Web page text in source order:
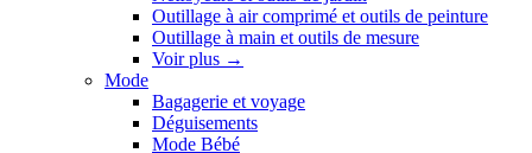
Outillage à air comprimé et outils de peinture
Outillage à main et outils de mesure
Voir plus →
Mode
Bagagerie et voyage
Déguisements
Mode Bébé